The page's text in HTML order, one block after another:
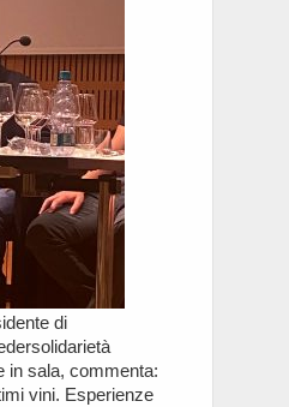
di
in sala, commenta:
vini. Esperienze